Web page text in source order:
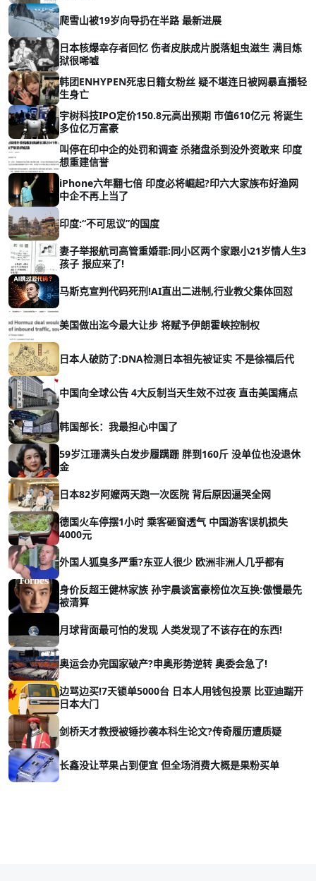
爬雪山被19岁向导扔在半路 最新进展
日本核爆幸存者回忆 伤者皮肤成片脱落蛆虫滋生 满目炼
狱很唏嘘
韩团ENHYPEN死忠日籍女粉丝 疑不堪连日被网暴直播轻
生身亡
宇树科技IPO定价150.8元高出预期 市值610亿元 将诞生
多位亿万富豪
叫停在印中企的处罚和调查 杀猪盘杀到没外资敢来 印度
想重建信誉
iPhone六年翻七倍 印度必将崛起?印六大家族布好渔网
中企不再上当了
印度:“不可思议”的国度
妻子举报航司高管重婚罪:同小区两个家跟小21岁情人生3
孩子 报应来了!
马斯克宣判代码死刑!AI直出二进制,行业教父集体回怼
美国做出迄今最大让步 将赋予伊朗霍峡控制权
日本人破防了:DNA检测日本祖先被证实 不是徐福后代
中国向全球公告 4大反制当天生效不过夜 直击美国痛点
韩国部长：我最担心中国了
59岁江珊满头白发步履蹒跚 胖到160斤 没单位也没退休
金
日本82岁阿嬤两天跑一次医院 背后原因逼哭全网
德国火车停摆1小时 乘客砸窗透气 中国游客误机损失
4000元
外国人狐臭多严重?东亚人很少 欧洲非洲人几乎都有
身价反超王健林家族 孙宇晨谈富豪榜位次互换:傲慢最先
被清算
月球背面最可怕的发现 人类发现了不该存在的东西!
奥运会办完国家破产?申奥形势逆转 奥委会急了!
边骂边买!7天锁单5000台 日本人用钱包投票 比亚迪踹开
日本大门
剑桥天才教授被锤抄袭本科生论文?传奇履历遭质疑
长鑫没让苹果占到便宜 但全场消费大概是果粉买单